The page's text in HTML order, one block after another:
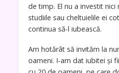
de timp. El nu a investit nici
studiile sau cheltuielile ei
continua să-l iubească.
Am hotărât să invităm la
oameni. I-am dat iubitei și